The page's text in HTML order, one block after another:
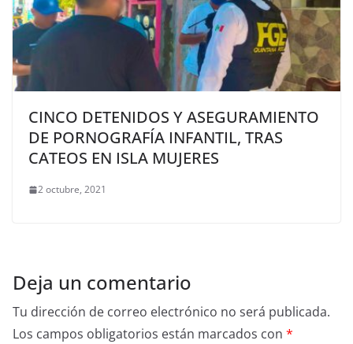
CINCO DETENIDOS Y ASEGURAMIENTO
DE PORNOGRAFÍA INFANTIL, TRAS
CATEOS EN ISLA MUJERES
2 octubre, 2021
Deja un comentario
Tu dirección de correo electrónico no será publicada.
Los campos obligatorios están marcados con *